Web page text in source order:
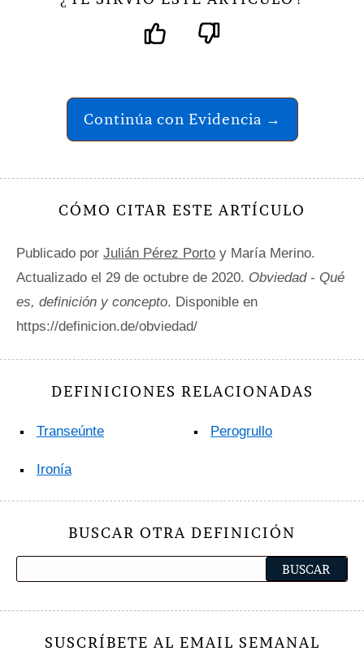
Continúa con Evidencia →
CÓMO CITAR ESTE ARTÍCULO
Publicado por Julián Pérez Porto y María Merino.
Actualizado el 29 de octubre de 2020. Obviedad - Qué
es, definición y concepto. Disponible en
https://definicion.de/obviedad/
DEFINICIONES RELACIONADAS
Transeúnte
Ironía
Perogrullo
BUSCAR OTRA DEFINICIÓN
SUSCRÍBETE AL EMAIL SEMANAL